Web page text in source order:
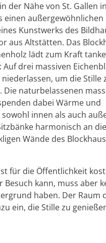
der Nähe von St. Gallen
einen
Kunstwerks des
aus Altstätten. Das
lädt zum Kraft
Auf drei massiven
um die Stille
Die naturbelassenen
dabei Wärme und
innen als auch
harmonisch an
Wände des
für die Öffentlichkeit
Besuch kann, muss aber
haben. Der Raum
ein, die Stille zu